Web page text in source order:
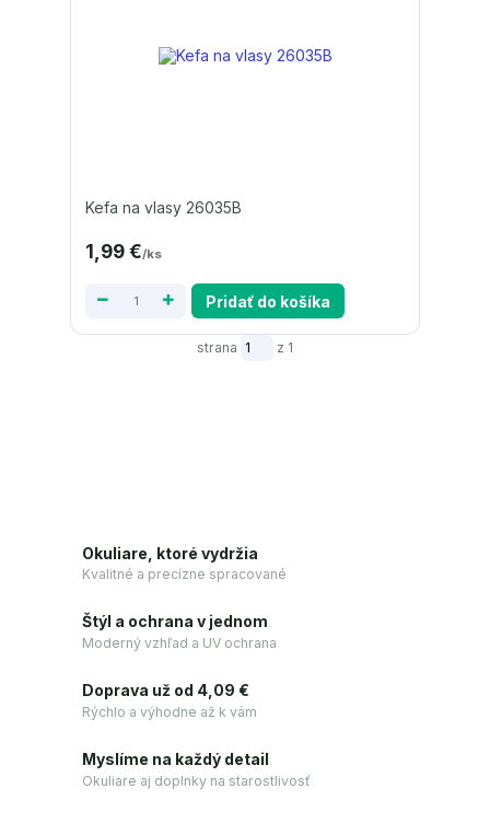
Kefa na vlasy 26035B
1,99 €/ks
Pridať do košíka
strana z 1
Okuliare, ktoré vydržia
Kvalitné a precízne spracované
Štýl a ochrana v jednom
Moderný vzhľad a UV ochrana
Doprava už od 4,09 €
Rýchlo a výhodne až k vám
Myslíme na každý detail
Okuliare aj doplnky na starostlivosť